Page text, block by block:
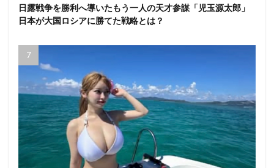
日露戦争を勝利へ導いたもう一人の天才参謀「児玉源太郎」
日本が大国ロシアに勝てた戦略とは？